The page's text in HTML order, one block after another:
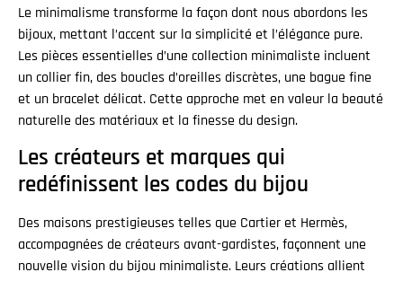
Le minimalisme transforme la façon dont nous abordons les
bijoux, mettant l’accent sur la simplicité et l’élégance pure.
Les pièces essentielles d’une collection minimaliste incluent
un collier fin, des boucles d’oreilles discrètes, une bague fine
et un bracelet délicat. Cette approche met en valeur la beauté
naturelle des matériaux et la finesse du design.
Les créateurs et marques qui
redéfinissent les codes du bijou
Des maisons prestigieuses telles que Cartier et Hermès,
accompagnées de créateurs avant-gardistes, façonnent une
nouvelle vision du bijou minimaliste. Leurs créations allient